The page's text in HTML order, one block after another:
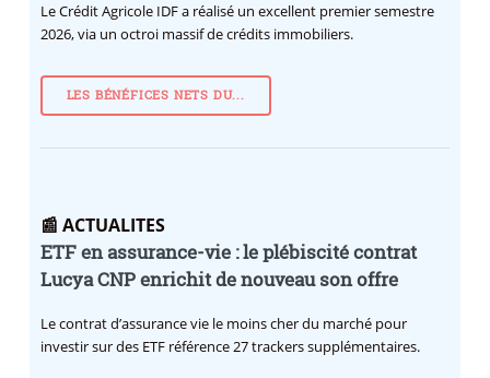
Le Crédit Agricole IDF a réalisé un excellent premier semestre
2026, via un octroi massif de crédits immobiliers.
LES BÉNÉFICES NETS DU...
📰 ACTUALITES
ETF en assurance-vie : le plébiscité contrat
Lucya CNP enrichit de nouveau son offre
Le contrat d’assurance vie le moins cher du marché pour
investir sur des ETF référence 27 trackers supplémentaires.